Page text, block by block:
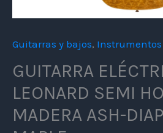
Guitarras y bajos, Instrumentos
GUITARRA
LEONARD SEMI
MADERA ASH-